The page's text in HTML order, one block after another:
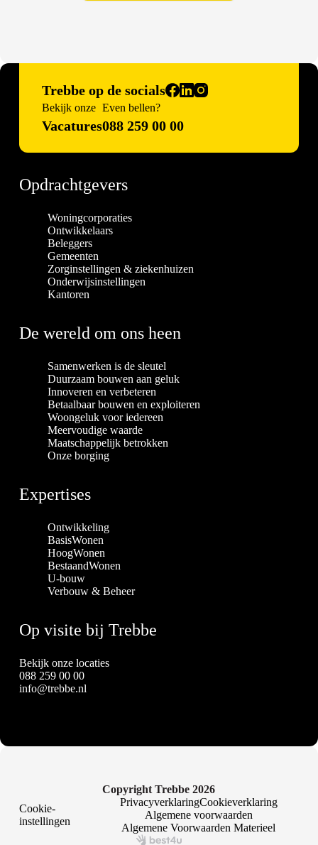
Trebbe op de socials
Bekijk onze
Vacatures
Even bellen?
088 259 00 00
Opdrachtgevers
Woningcorporaties
Ontwikkelaars
Beleggers
Gemeenten
Zorginstellingen & ziekenhuizen
Onderwijsinstellingen
Kantoren
De wereld om ons heen
Samenwerken is de sleutel
Duurzaam bouwen aan geluk
Innoveren en verbeteren
Betaalbaar bouwen en exploiteren
Woongeluk voor iedereen
Meervoudige waarde
Maatschappelijk betrokken
Onze borging
Expertises
Ontwikkeling
BasisWonen
HoogWonen
BestaandWonen
U-bouw
Verbouw & Beheer
Op visite bij Trebbe
Bekijk onze locaties
088 259 00 00
info@trebbe.nl
Copyright Trebbe 2026
Cookie-
instellingen
PrivacyverklaringCookieverklaring
Algemene voorwaarden
Algemene Voorwaarden Materieel